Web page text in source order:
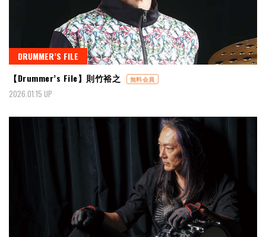
DRUMMER’S FILE
【Drummer’s File】則竹裕之
無料会員
2026.01.15 UP